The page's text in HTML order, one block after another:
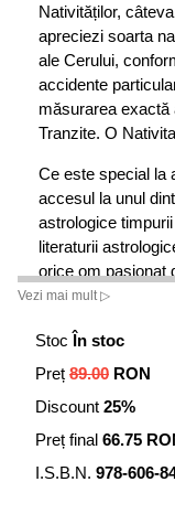
Nativităților,
apreciezi soarta
ale Cerului,
accidente
măsurarea exactă
Tranzite. O
Ce este special la
accesul la unul
astrologice
literaturii
orice om pasionat
aibă o bibliotecă
Marinică, este
pasionată de
care am colaborat
este cunoscutul
Vezi mai mult ▷
Stoc În stoc
Preț 89.00 RON
Discount 25%
Preț final 66.75
I.S.B.N. 978-606-